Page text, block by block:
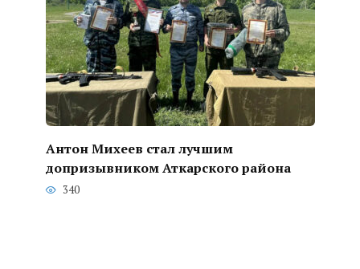
Антон Михеев стал лучшим
допризывником Аткарского района
340